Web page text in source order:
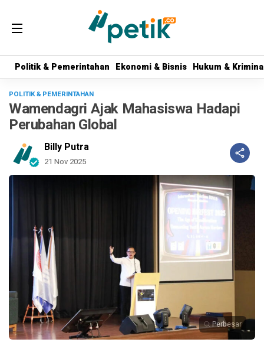
Politik & Pemerintahan Ekonomi & Bisnis Hukum &
Politik & Pemerintahan Ekonomi & Bisnis Hukum &
POLITIK & PEMERINTAHAN
Wamendagri Ajak Mahasiswa Hadapi
Perubahan Global
Billy Putra
21 Nov 2025
Perbesar